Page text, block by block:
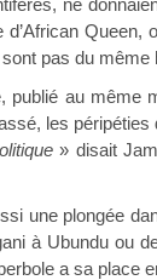
ne
pas du
publié au même
les péripéties
» disait
plongée
à Ubundu ou
a sa place